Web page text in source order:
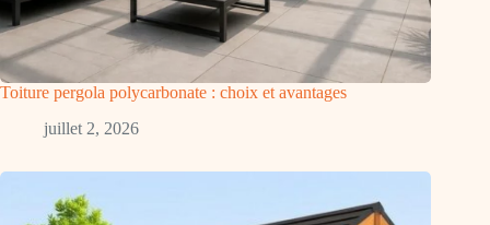
Toiture pergola polycarbonate : choix et avantages
juillet 2, 2026